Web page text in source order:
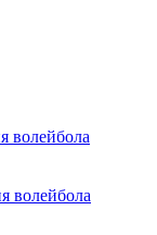
волейбола
волейбола